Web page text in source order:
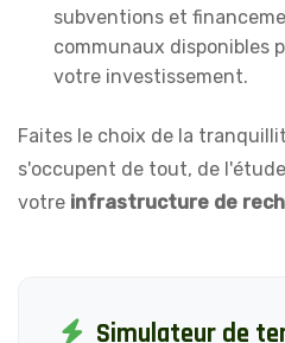
subventions et
communaux disponibles
votre investissement.
Faites le choix de la
s'occupent de tout, de
votre infrastructure de
Simulateur de te